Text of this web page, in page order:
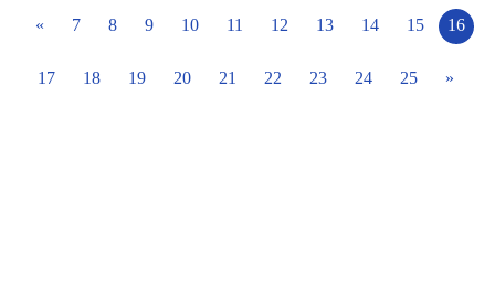
« 7 8 9 10 11 12 13 14 15 16
17 18 19 20 21 22 23 24 25 »